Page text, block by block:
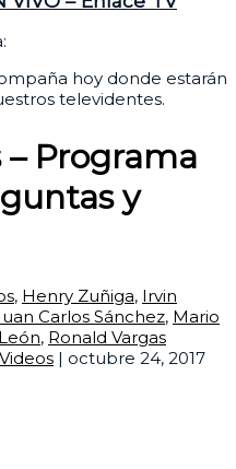
hoy donde estarán
televidentes.
Programa
y
, Henry Zuñiga, Irvin
Carlos Sánchez, Mario
, Ronald Vargas
Videos | octubre 24, 2017